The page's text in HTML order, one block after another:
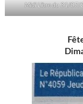
Midi Libre du 31/07/